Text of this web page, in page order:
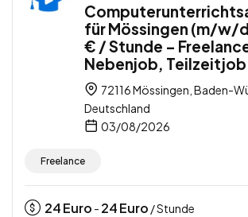
für Mössingen (m/w/
€ / Stunde –
Nebenjob, Teilzeitjob
72116 Mössingen, Baden-
Deutschland
03/08/2026
Freelance
24Euro - 24Euro / Stunde